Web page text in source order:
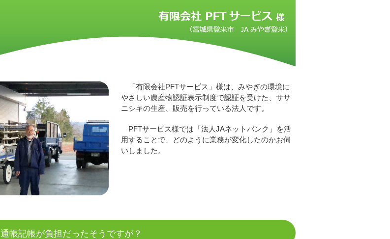
「有限会社PFTサービス」様は、みやぎの環境に
やさしい農産物認証表示制度で認証を受けた、ササ
ニシキの生産、販売を行っている法人です。
PFTサービス様では「法人JAネットバンク」を活
用することで、どのように業務が変化したのかお伺
いしました。
通帳記帳が負担だったそうですが？